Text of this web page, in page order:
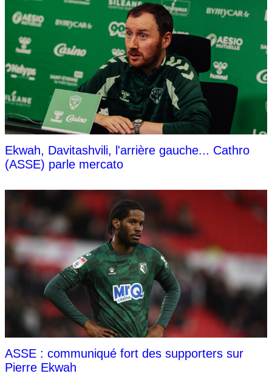
Ekwah, Davitashvili, l'arrière gauche... Cathro
(ASSE) parle mercato
ASSE : communiqué fort des supporters sur
Pierre Ekwah